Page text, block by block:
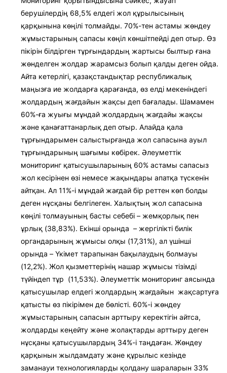
берушілердің 68,5% елдегі жол құрылысының
қарқынына көңілі толмайды. 70%-тен астамы жөндеу
жұмыстарының сапасы көңіл көншітпейді деп отыр. Өз
пікірін білдірген тұрғындардың жартысы былтыр ғана
жөнделген жолдар жарамсыз болып қалды деген ойда.
Айта кетерлігі, қазақстандықтар республикалық
маңызға ие жолдарға қарағанда, өз елді мекеніндегі
жолдардың жағдайын жақсы деп бағалады. Шамамен
60%-ға жуығы мұндай жолдардың жағдайы жақсы
және қанағаттанарлық деп отыр. Алайда қала
тұрғындарымен салыстырғанда жол сапасына ауыл
тұрғындарының шағымы көбірек. Әлеуметтік
мониторинг қатысушыларының 60% астамы сапасыз
жол кесірінен өзі немесе жақындары апатқа түскенін
айтқан. Ал 11%-і мұндай жағдай бір реттен көп болды
деген нұсқаны белгілеген. Халықтың жол сапасына
көңілі толмауының басты себебі – жемқорлық пен
ұрлық (38,83%). Екінші орында – жергілікті билік
органдарының жұмысы олқы (17,31%), ал үшінші
орында – Үкімет тарапынан бақылаудың болмауы
(12,2%). Жол қызметтерінің нашар жұмысы тізімді
түйіндеп тұр (11,53%). Әлеуметтік мониторинг аясында
қатысушылар елдегі жолдардың жағдайын жақсартуға
қатысты өз пікірімен де бөлісті. 60%-і жөндеу
жұмыстарының сапасын арттыру керектігін айтса,
жолдарды кеңейту және жолақтарды арттыру деген
нұсқаны қатысушылардың 34%-і таңдаған. Жөндеу
қарқынын жылдамдату және құрылыс кезінде
заманауи технологияларды қолдану шараларын 33%